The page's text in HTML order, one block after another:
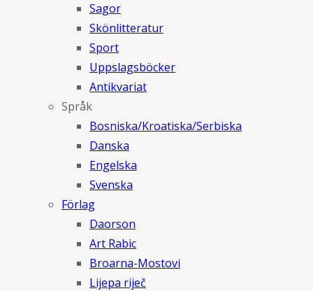
Sagor
Skönlitteratur
Sport
Uppslagsböcker
Antikvariat
Språk
Bosniska/Kroatiska/Serbiska
Danska
Engelska
Svenska
Förlag
Daorson
Art Rabic
Broarna-Mostovi
Lijepa riječ